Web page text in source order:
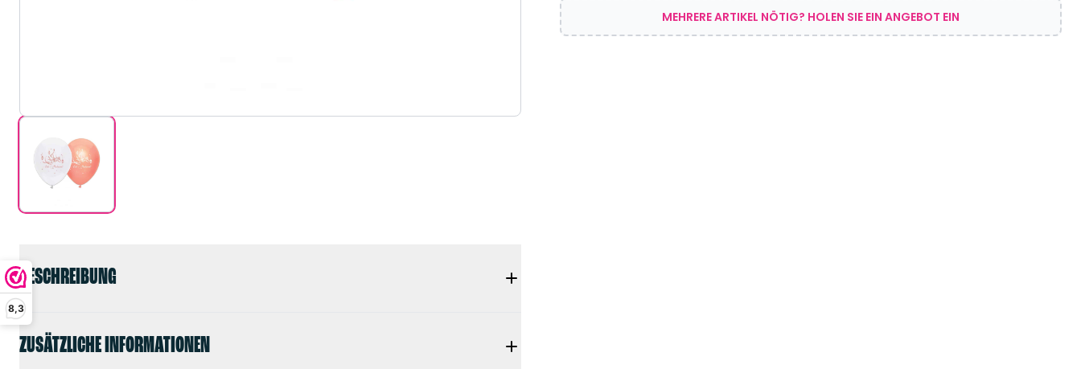
8,3
BESCHREIBUNG
ZUSÄTZLICHE INFORMATIONEN
cm
6
MEHRERE ARTIKEL NÖTIG? HOLEN SIE EIN ANGEBOT EIN